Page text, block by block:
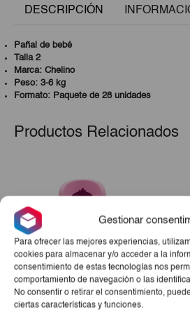
Gestionar
Para ofrecer las mejores experiencias,
cookies para almacenar y/o acceder a la
consentimiento de estas tecnologías nos
comportamiento de navegación o las
No consentir o retirar el consentimiento,
ciertas características y funciones.
DESCRIPCIÓN
Pañal de bebé
Talla 2
Marca: Chelino
Peso: 3-6 kg
Formato: Paquete de 28 unidades
Productos Relacionados
Silla Infantil Desmontable